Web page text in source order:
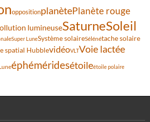
oppositionplanètePlanète rouge
lumineuseSaturneSoleil
Super LuneSystème solaireSélénétache solaire
spatial HubblevidéoVLTVoie lactée
éphéméridesétoileétoile polaire